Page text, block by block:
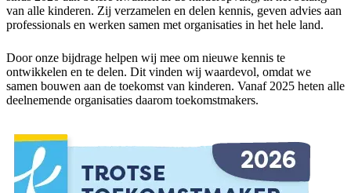
van alle kinderen. Zij verzamelen en delen kennis, geven advies aan
professionals en werken samen met organisaties in het hele land.
Door onze bijdrage helpen wij mee om nieuwe kennis te
ontwikkelen en te delen. Dit vinden wij waardevol, omdat we
samen bouwen aan de toekomst van kinderen. Vanaf 2025 heten alle
deelnemende organisaties daarom toekomstmakers.